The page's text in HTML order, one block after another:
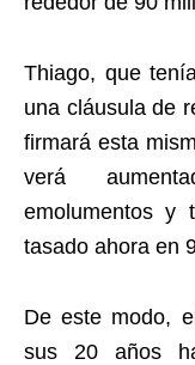
Thiago, que
una cláusula de
firmará esta
verá
emolumentos y
tasado ahora en
De este modo,
sus 20 años